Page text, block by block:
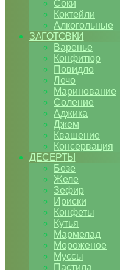
Соки
Коктейли
Алкогольные
ЗАГОТОВКИ
Варенье
Конфитюр
Повидло
Лечо
Маринование
Соление
Аджика
Джем
Квашение
Консервация
ДЕСЕРТЫ
Безе
Желе
Зефир
Ириски
Конфеты
Кутья
Мармелад
Мороженое
Муссы
Пастила